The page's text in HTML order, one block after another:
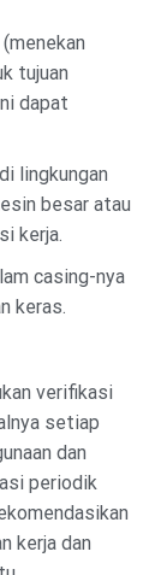
tujuan
dapat
lingkungan
besar atau
kerja.
casing-nya
keras.
verifikasi
setiap
dan
periodik
kerja dan